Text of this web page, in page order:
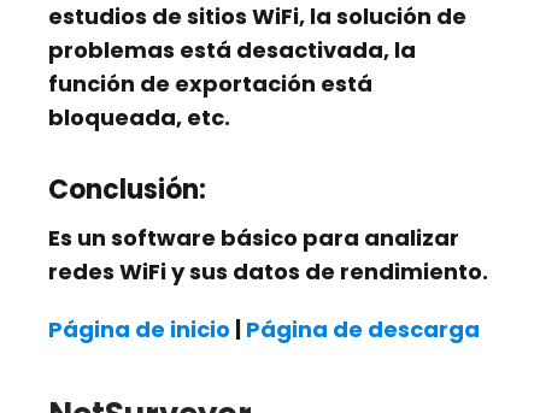
estudios de sitios WiFi, la solución de
problemas está desactivada, la
función de exportación está
bloqueada, etc.
Conclusión:
Es un software básico para analizar
redes WiFi y sus datos de rendimiento.
Página de inicio | Página de descarga